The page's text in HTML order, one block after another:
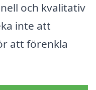
och kvalitativ
inte att
att förenkla